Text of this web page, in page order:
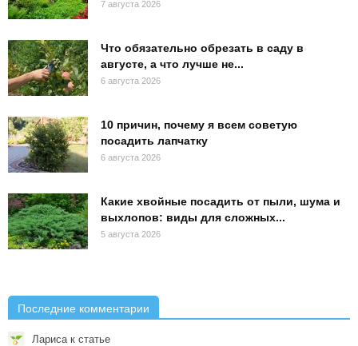
7 августа 2026
Что обязательно обрезать в саду в
августе, а что лучше не...
6 августа 2026
10 причин, почему я всем советую
посадить лапчатку
6 августа 2026
Какие хвойные посадить от пыли, шума и
выхлопов: виды для сложных...
5 августа 2026
Последние комментарии
Лариса к статье